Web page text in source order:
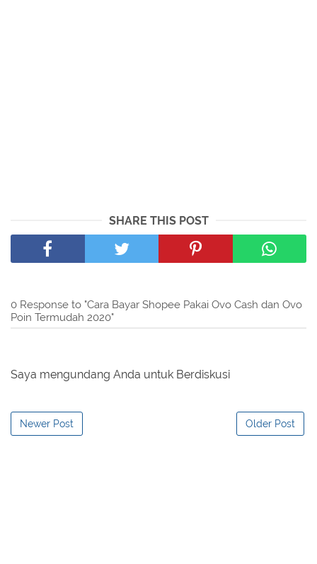
SHARE THIS POST
0 Response to "Cara Bayar Shopee Pakai Ovo Cash dan Ovo
Poin Termudah 2020"
Saya mengundang Anda untuk Berdiskusi
Newer Post Older Post